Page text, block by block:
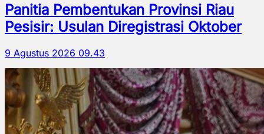
Panitia Pembentukan Provinsi Riau
Pesisir: Usulan Diregistrasi Oktober
9 Agustus 2026 09.43